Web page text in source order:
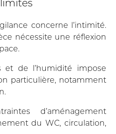
concerne l’intimité.
nécessite une réflexion
et de l’humidité impose
particulière, notamment
d’aménagement
du WC, circulation,